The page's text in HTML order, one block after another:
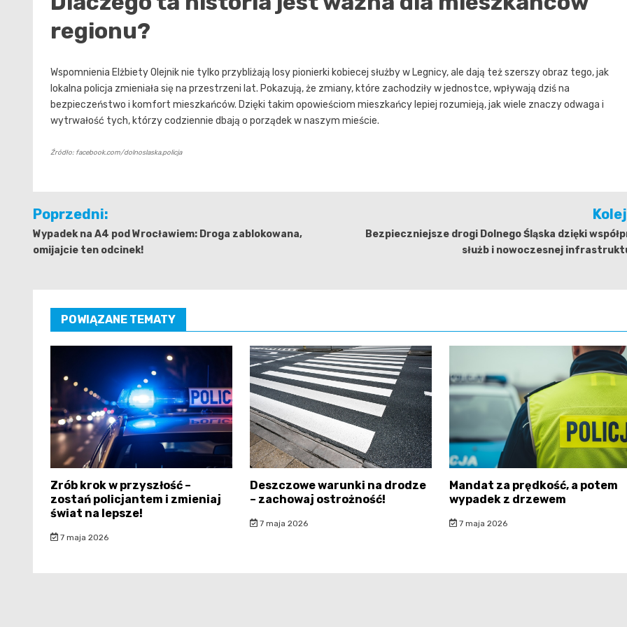
regionu?
Wspomnienia Elżbiety Olejnik nie tylko przybliżają losy pionierki kobiecej służby w Legnicy, ale dają też szerszy obraz tego, jak
lokalna policja zmieniała się na przestrzeni lat. Pokazują, że zmiany, które zachodziły w jednostce, wpływają dziś na
bezpieczeństwo i komfort mieszkańców. Dzięki takim opowieściom mieszkańcy lepiej rozumieją, jak wiele znaczy odwaga i
wytrwałość tych, którzy codziennie dbają o porządek w naszym mieście.
Źródło: facebook.com/dolnoslaska.policja
Nawigacja
wpisu
Poprzedni:
Wypadek na A4 pod Wrocławiem: Droga zablokowana,
omijajcie ten odcinek!
Bezpieczniejsze drogi Dolnego Śląska dzięki
służb i nowoczesnej
POWIĄZANE TEMATY
Zrób krok w przyszłość –
zostań policjantem i zmieniaj
świat na lepsze!
7 maja 2026
Deszczowe warunki na drodze
– zachowaj ostrożność!
7 maja 2026
Mandat za prędkość, a potem
wypadek z drzewem
7 maja 2026